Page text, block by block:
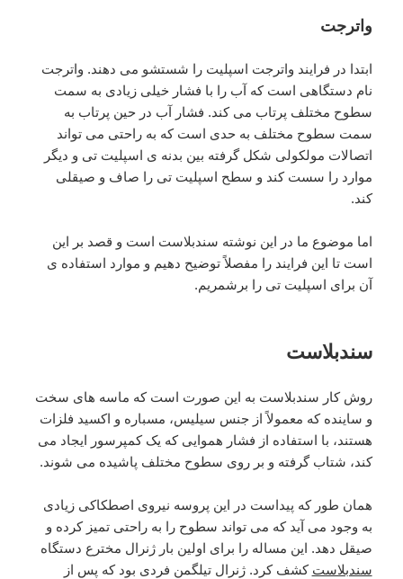
واترجت
ابتدا در فرایند واترجت اسپلیت را شستشو می دهند. واترجت
نام دستگاهی است که آب را با فشار خیلی زیادی به سمت
سطوح مختلف پرتاب می کند. فشار آب در حین پرتاب به
سمت سطوح مختلف به حدی است که به راحتی می تواند
اتصالات مولکولی شکل گرفته بین بدنه ی اسپلیت تی و دیگر
موارد را سست کند و سطح اسپلیت تی را صاف و صیقلی
کند.
اما موضوع ما در این نوشته سندبلاست است و قصد بر این
است تا این فرایند را مفصلاً توضیح دهیم و موارد استفاده ی
آن برای اسپلیت تی را برشمریم.
سندبلاست
روش کار سندبلاست به این صورت است که ماسه های سخت
و ساینده که معمولاً از جنس سیلیس، مسباره و اکسید فلزات
هستند، با استفاده از فشار هموایی که یک کمپرسور ایجاد می
کند، شتاب گرفته و بر روی سطوح مختلف پاشیده می شوند.
همان طور که پیداست در این پروسه نیروی اصطکاکی زیادی
به وجود می آید که می تواند سطوح را به راحتی تمیز کرده و
صیقل دهد. این مساله را برای اولین بار ژنرال مخترع دستگاه
سندبلاست کشف کرد. ژنرال تیلگمن فردی بود که پس از